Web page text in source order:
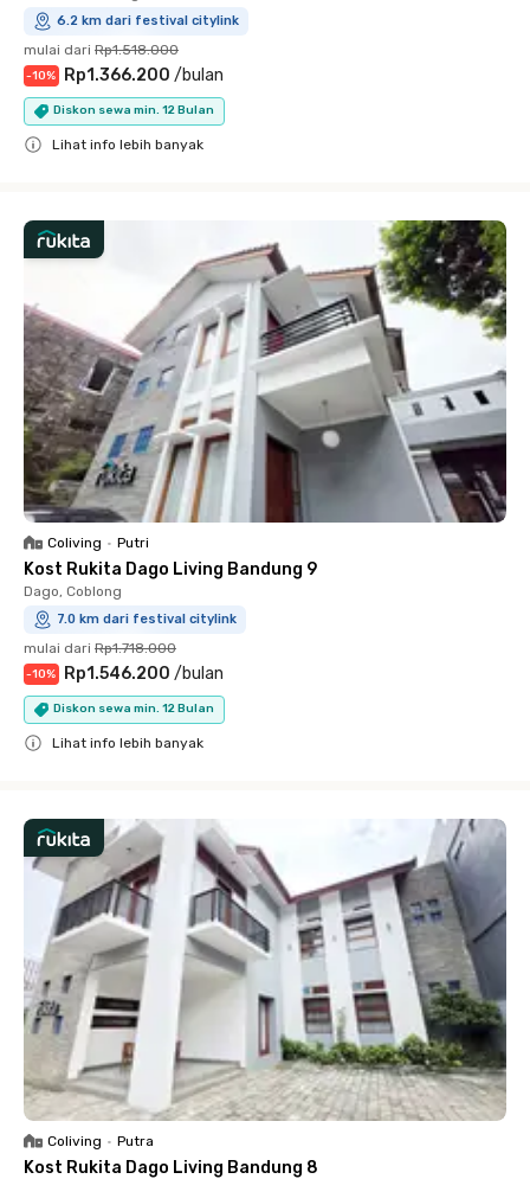
6.2 km dari festival citylink
mulai dari Rp1.518.000
-10% Rp1.366.200 /bulan
Diskon sewa min. 12 Bulan
Lihat info lebih banyak
Coliving • Putri
Kost Rukita Dago Living Bandung 9
Dago, Coblong
7.0 km dari festival citylink
mulai dari Rp1.718.000
-10% Rp1.546.200 /bulan
Diskon sewa min. 12 Bulan
Lihat info lebih banyak
Coliving • Putra
Kost Rukita Dago Living Bandung 8